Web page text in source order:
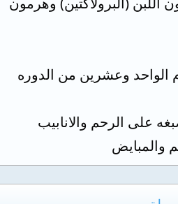
الواحد وعشرين من الدوره
على الرحم والانابيب
والمبايض